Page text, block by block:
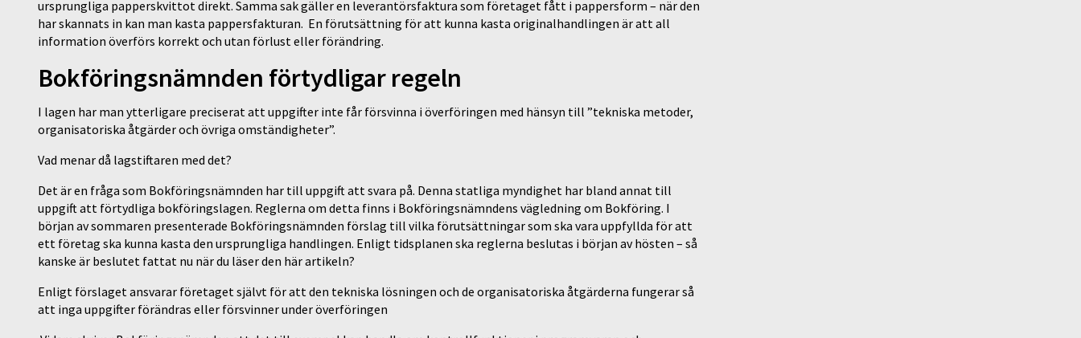
ursprungliga papperskvittot direkt. Samma sak gäller en leverantörsfaktura som företaget fått i pappersform – när den
har skannats in kan man kasta pappersfakturan. En förutsättning för att kunna kasta originalhandlingen är att all
information överförs korrekt och utan förlust eller förändring.
Bokföringsnämnden förtydligar regeln
I lagen har man ytterligare preciserat att uppgifter inte får försvinna i överföringen med hänsyn till ”tekniska metoder,
organisatoriska åtgärder och övriga omständigheter”.
Vad menar då lagstiftaren med det?
Det är en fråga som Bokföringsnämnden har till uppgift att svara på. Denna statliga myndighet har bland annat till
uppgift att förtydliga bokföringslagen. Reglerna om detta finns i Bokföringsnämndens vägledning om Bokföring. I
början av sommaren presenterade Bokföringsnämnden förslag till vilka förutsättningar som ska vara uppfyllda för att
ett företag ska kunna kasta den ursprungliga handlingen. Enligt tidsplanen ska reglerna beslutas i början av hösten – så
kanske är beslutet fattat nu när du läser den här artikeln?
Enligt förslaget ansvarar företaget självt för att den tekniska lösningen och de organisatoriska åtgärderna fungerar så
att inga uppgifter förändras eller försvinner under överföringen